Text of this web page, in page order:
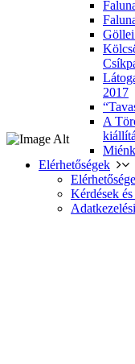
2017
A
Elérhetőségek
Kérdések